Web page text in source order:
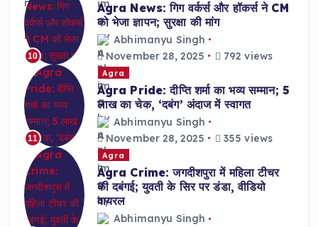
10
Agra News: गिग वर्कर्स और हॉकर्स ने CM
को भेजा ज्ञापन; सुरक्षा की मांग
Abhimanyu Singh
November 28, 2025
792 views
11
Agra
Agra Pride: दीप्ति शर्मा का भव्य सम्मान; 5
लाख का चेक, ‘दबंग’ अंदाज में स्वागत
Abhimanyu Singh
November 28, 2025
355 views
Agra
Agra Crime: जगदीशपुरा में महिला टीचर
की दबंगई; युवती के सिर पर डंडा, वीडियो
वायरल
Abhimanyu Singh